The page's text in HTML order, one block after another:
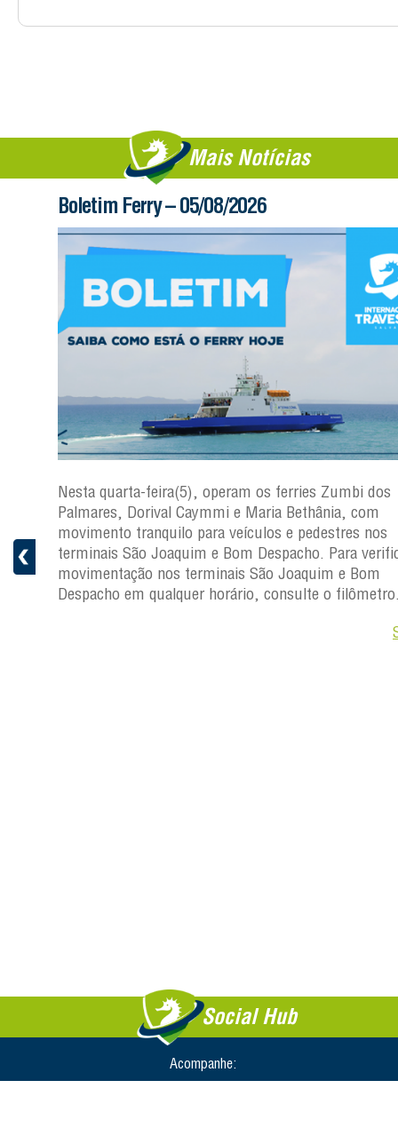
Mais Notícias
a
Boletim Ferry – 05/08/2026
Nesta quarta-feira(5), operam os ferries Zumbi dos
Palmares, Dorival Caymmi e Maria Bethânia, com
movimento tranquilo para veículos e pedestres nos
terminais São Joaquim e Bom Despacho. Para
movimentação nos terminais São Joaquim e Bom
Despacho em qualquer horário, consulte o
Social Hub
Acompanhe: